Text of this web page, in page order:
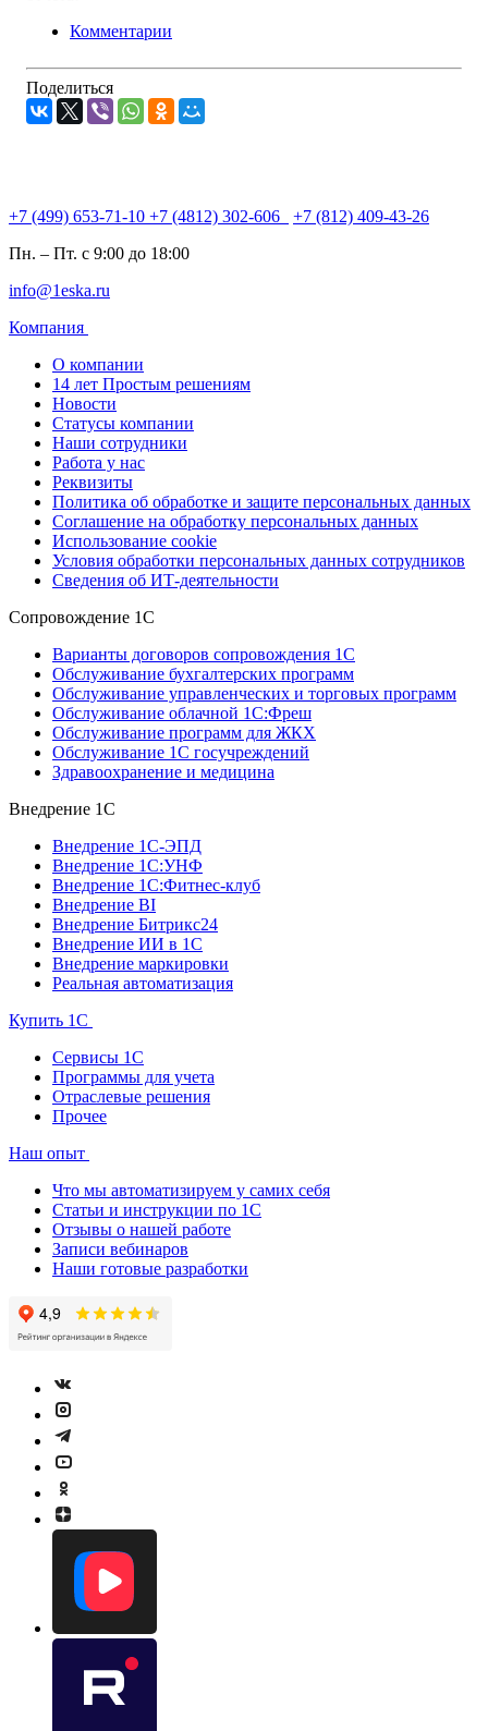
Комментарии
Поделиться
+7 (499) 653-71-10 +7 (4812) 302-606
+7 (812) 409-43-26
Пн. – Пт. с 9:00 до 18:00
info@1eska.ru
Компания
О компании
14 лет Простым решениям
Новости
Статусы компании
Наши сотрудники
Работа у нас
Реквизиты
Политика об обработке и защите персональных данных
Соглашение на обработку персональных данных
Использование cookie
Условия обработки персональных данных сотрудников
Сведения об ИТ-деятельности
Сопровождение 1С
Варианты договоров сопровождения 1С
Обслуживание бухгалтерских программ
Обслуживание управленческих и торговых программ
Обслуживание облачной 1С:Фреш
Обслуживание программ для ЖКХ
Обслуживание 1С госучреждений
Здравоохранение и медицина
Внедрение 1С
Внедрение 1С-ЭПД
Внедрение 1С:УНФ
Внедрение 1С:Фитнес-клуб
Внедрение BI
Внедрение Битрикс24
Внедрение ИИ в 1С
Внедрение маркировки
Реальная автоматизация
Купить 1С
Сервисы 1С
Программы для учета
Отраслевые решения
Прочее
Наш опыт
Что мы автоматизируем у самих себя
Статьи и инструкции по 1С
Отзывы о нашей работе
Записи вебинаров
Наши готовые разработки